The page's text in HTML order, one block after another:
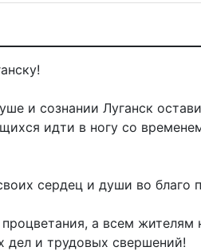
и сознании Луганск
идти в ногу со
сердец и души во благо
а всем жителям
дел и трудовых свершений!